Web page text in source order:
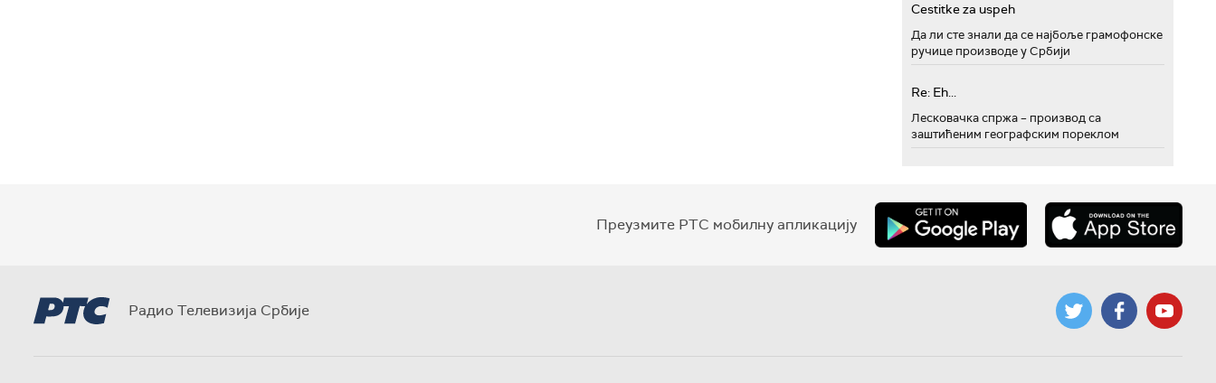
Cestitke za uspeh
Да ли сте знали да се најбоље грамофонске
ручице производе у Србији
Re: Eh...
Лесковачка спржа – производ са
заштићеним географским пореклом
Преузмите РТС мобилну апликацију
Радио Телевизија Србије